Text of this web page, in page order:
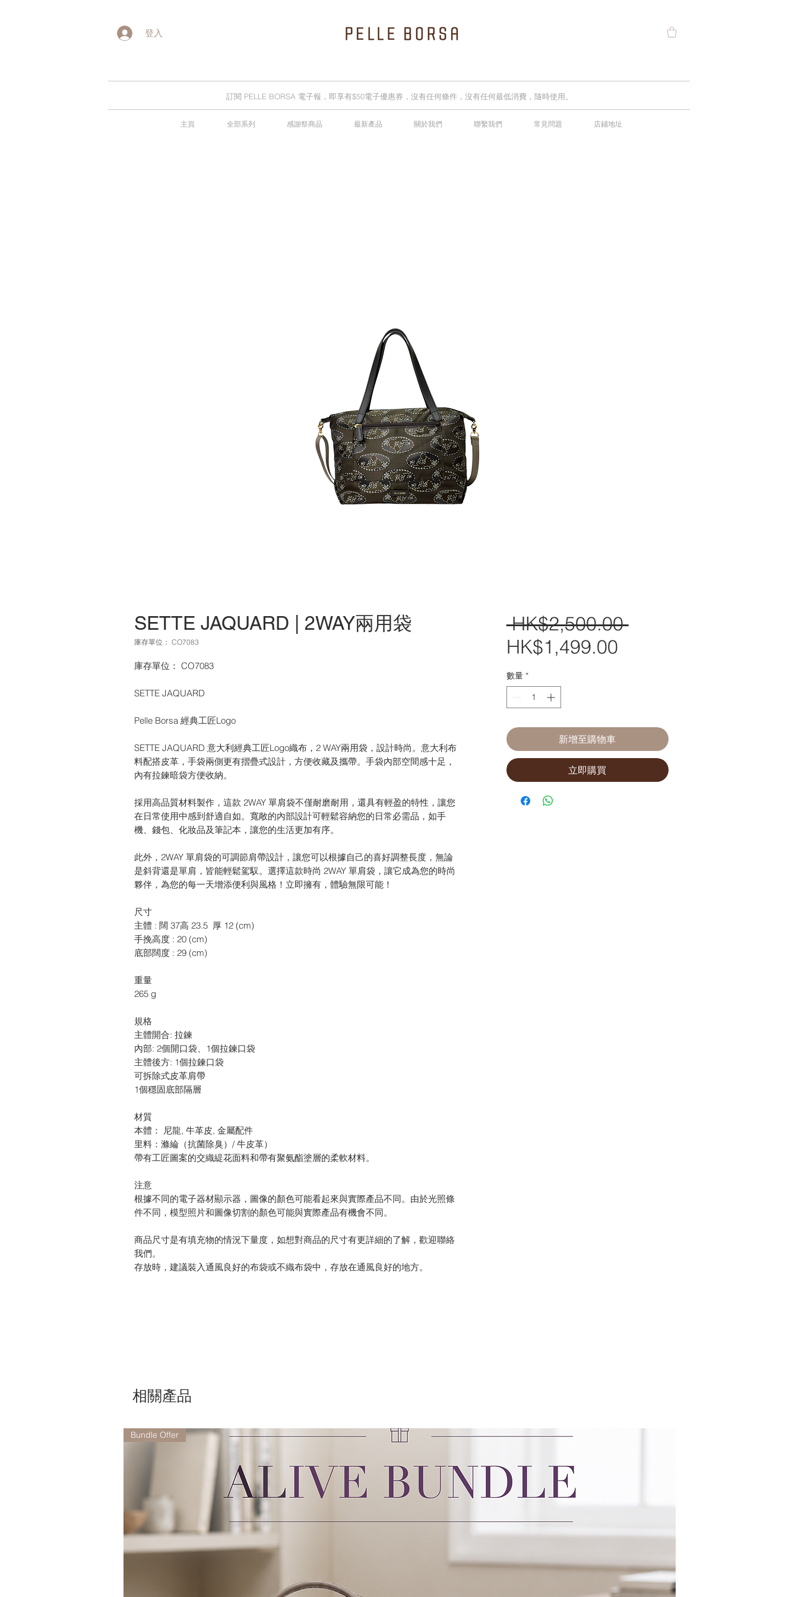
登入
訂閱 PELLE BORSA 電子報，即享有$50電子優惠券，沒有任何條件，沒有任何最低消費，隨時使用。
主頁 全部系列 感謝祭商品 最新產品 關於我們 聯繫我們 常見問題 店鋪地址
SETTE JAQUARD | 2WAY兩用袋
庫存單位： CO7083
庫存單位： CO7083
SETTE JAQUARD
Pelle Borsa 經典工匠Logo
SETTE JAQUARD 意大利經典工匠Logo織布，2 WAY兩用袋，設計時尚。意大利布
料配搭皮革，手袋兩側更有摺疊式設計，方便收藏及攜帶。手袋內部空間感十足，
內有拉鍊暗袋方便收納。
採用高品質材料製作，這款 2WAY 單肩袋不僅耐磨耐用，還具有輕盈的特性，讓您
在日常使用中感到舒適自如。寬敞的內部設計可輕鬆容納您的日常必需品，如手
機、錢包、化妝品及筆記本，讓您的生活更加有序。
此外，2WAY 單肩袋的可調節肩帶設計，讓您可以根據自己的喜好調整長度，無論
是斜背還是單肩，皆能輕鬆駕馭。選擇這款時尚 2WAY 單肩袋，讓它成為您的時尚
夥伴，為您的每一天增添便利與風格！立即擁有，體驗無限可能！
尺寸
主體 : 闊 37高 23.5 厚 12 (cm)
手挽高度 : 20 (cm)
底部闊度 : 29 (cm)
重量
265 g
規格
主體開合: 拉鍊
內部: 2個開口袋、1個拉鍊口袋
主體後方: 1個拉鍊口袋
可拆除式皮革肩帶
1個穩固底部隔層
材質
本體： 尼龍, 牛革皮, 金屬配件
里料：滌綸（抗菌除臭）/ 牛皮革）
帶有工匠圖案的交織緹花面料和帶有聚氨酯塗層的柔軟材料。
注意
根據不同的電子器材顯示器，圖像的顏色可能看起來與實際產品不同。由於光照條
件不同，模型照片和圖像切割的顏色可能與實際產品有機會不同。
商品尺寸是有填充物的情況下量度，如想對商品的尺寸有更詳細的了解，歡迎聯絡
我們。
存放時，建議裝入通風良好的布袋或不織布袋中，存放在通風良好的地方。
HK$2,500.00 一
HK$1,499.00促
格
數量 *
新增至購物車
立即購買
相關產品
Bundle Offer